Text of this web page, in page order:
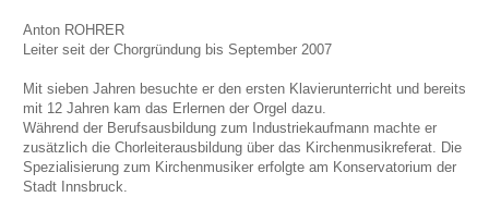
Anton ROHRER
Leiter seit der Chorgründung bis September 2007
Mit sieben Jahren besuchte er den ersten Klavierunterricht und bereits
mit 12 Jahren kam das Erlernen der Orgel dazu.
Während der Berufsausbildung zum Industriekaufmann machte er
zusätzlich die Chorleiterausbildung über das Kirchenmusikreferat. Die
Spezialisierung zum Kirchenmusiker erfolgte am Konservatorium der
Stadt Innsbruck.